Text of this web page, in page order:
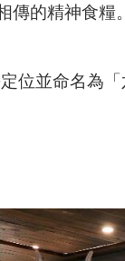
的精神食糧。
位並命名為